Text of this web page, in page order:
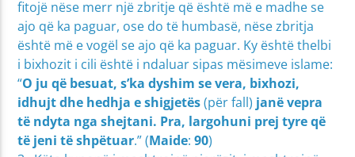
fitojë nëse merr një zbritje që është më e madhe se
ajo që ka paguar, ose do të humbasë, nëse zbritja
është më e vogël se ajo që ka paguar. Ky është thelbi
i bixhozit i cili është i ndaluar sipas mësimeve islame:
“O ju që besuat, s’ka dyshim se vera, bixhozi,
idhujt dhe hedhja e shigjetës(për fall) janë vepra
të ndyta nga shejtani. Pra, largohuni prej tyre që
të jeni të shpëtuar.” (Maide:90)